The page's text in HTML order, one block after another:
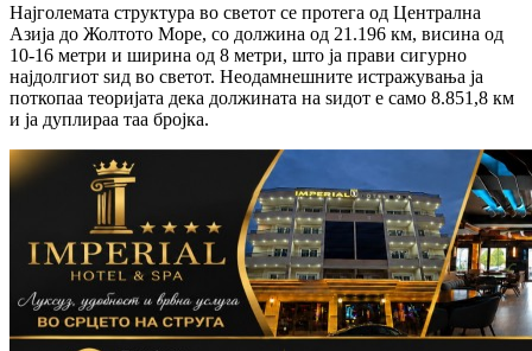
Најголемата структура во светот се протега од Централна
Азија до Жолтото Море, со должина од 21.196 км, висина од
10-16 метри и ширина од 8 метри, што ја прави сигурно
најдолгиот ѕид во светот. Неодамнешните истражувања ја
поткопаа теоријата дека должината на ѕидот е само 8.851,8 км
и ја дуплираа таа бројка.